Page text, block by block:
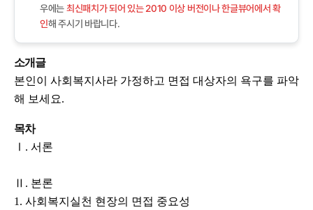
우에는최신패치가 되어 있는 2010 이상 버전이나 한글뷰어에서 확
인해 주시기 바랍니다.
소개글
본인이 사회복지사라 가정하고 면접 대상자의 욕구를 파악
해 보세요.
목차
Ⅰ. 서론
Ⅱ. 본론
1. 사회복지실천 현장의 면접 중요성